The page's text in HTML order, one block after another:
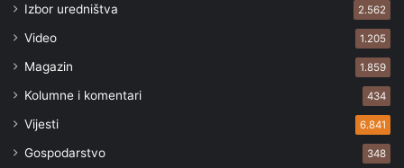
Izbor uredništva 2.562
Video 1.205
Magazin 1.859
Kolumne i komentari 434
Vijesti 6.841
Gospodarstvo 348